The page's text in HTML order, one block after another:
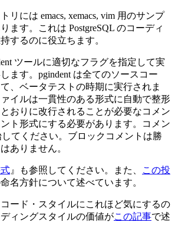
リには emacs, xemacs, vim 用のサンプ
ます。これは PostgreSQL のコーディ
するのに役立ちます。
ツールに適切なフラグを指定して実
ます。pgindent は全てのソースコー
、ベータテストの時期に実行されま
イルは一貫性のある形式に自動で整形
おりに改行されることが必要なコメン
ト形式にする必要があります。コメン
してください。ブロックコメントは勝
ありません。
』も参照してください。また、
この投
名方針について述べています。
ード・スタイルにこれほど気にするの
ィングスタイルの価値がこの記事で述